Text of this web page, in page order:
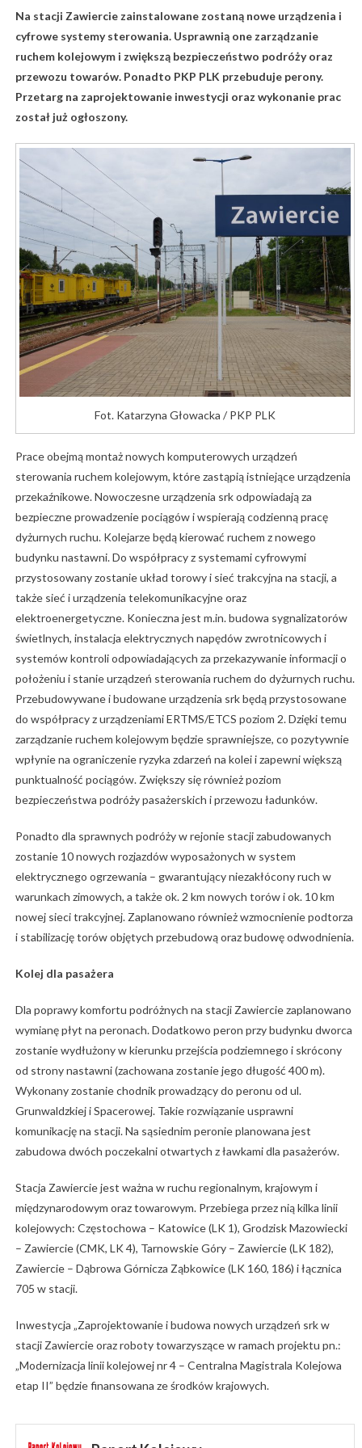
Na stacji Zawiercie zainstalowane zostaną nowe urządzenia i
cyfrowe systemy sterowania. Usprawnią one zarządzanie
ruchem kolejowym i zwiększą bezpieczeństwo podróży oraz
przewozu towarów. Ponadto PKP PLK przebuduje perony.
Przetarg na zaprojektowanie inwestycji oraz wykonanie prac
został już ogłoszony.
Fot. Katarzyna Głowacka / PKP PLK
Prace obejmą montaż nowych komputerowych urządzeń
sterowania ruchem kolejowym, które zastąpią istniejące urządzenia
przekaźnikowe. Nowoczesne urządzenia srk odpowiadają za
bezpieczne prowadzenie pociągów i wspierają codzienną pracę
dyżurnych ruchu. Kolejarze będą kierować ruchem z nowego
budynku nastawni. Do współpracy z systemami cyfrowymi
przystosowany zostanie układ torowy i sieć trakcyjna na stacji, a
także sieć i urządzenia telekomunikacyjne oraz
elektroenergetyczne. Konieczna jest m.in. budowa sygnalizatorów
świetlnych, instalacja elektrycznych napędów zwrotnicowych i
systemów kontroli odpowiadających za przekazywanie informacji o
położeniu i stanie urządzeń sterowania ruchem do dyżurnych ruchu.
Przebudowywane i budowane urządzenia srk będą przystosowane
do współpracy z urządzeniami ERTMS/ETCS poziom 2. Dzięki temu
zarządzanie ruchem kolejowym będzie sprawniejsze, co pozytywnie
wpłynie na ograniczenie ryzyka zdarzeń na kolei i zapewni większą
punktualność pociągów. Zwiększy się również poziom
bezpieczeństwa podróży pasażerskich i przewozu ładunków.
Ponadto dla sprawnych podróży w rejonie stacji zabudowanych
zostanie 10 nowych rozjazdów wyposażonych w system
elektrycznego ogrzewania – gwarantujący niezakłócony ruch w
warunkach zimowych, a także ok. 2 km nowych torów i ok. 10 km
nowej sieci trakcyjnej. Zaplanowano również wzmocnienie podtorza
i stabilizację torów objętych przebudową oraz budowę odwodnienia.
Kolej dla pasażera
Dla poprawy komfortu podróżnych na stacji Zawiercie zaplanowano
wymianę płyt na peronach. Dodatkowo peron przy budynku dworca
zostanie wydłużony w kierunku przejścia podziemnego i skrócony
od strony nastawni (zachowana zostanie jego długość 400 m).
Wykonany zostanie chodnik prowadzący do peronu od ul.
Grunwaldzkiej i Spacerowej. Takie rozwiązanie usprawni
komunikację na stacji. Na sąsiednim peronie planowana jest
zabudowa dwóch poczekalni otwartych z ławkami dla pasażerów.
Stacja Zawiercie jest ważna w ruchu regionalnym, krajowym i
międzynarodowym oraz towarowym. Przebiega przez nią kilka linii
kolejowych: Częstochowa – Katowice (LK 1), Grodzisk Mazowiecki
– Zawiercie (CMK, LK 4), Tarnowskie Góry – Zawiercie (LK 182),
Zawiercie – Dąbrowa Górnicza Ząbkowice (LK 160, 186) i łącznica
705 w stacji.
Inwestycja „Zaprojektowanie i budowa nowych urządzeń srk w
stacji Zawiercie oraz roboty towarzyszące w ramach projektu pn.:
„Modernizacja linii kolejowej nr 4 – Centralna Magistrala Kolejowa
etap II” będzie finansowana ze środków krajowych.